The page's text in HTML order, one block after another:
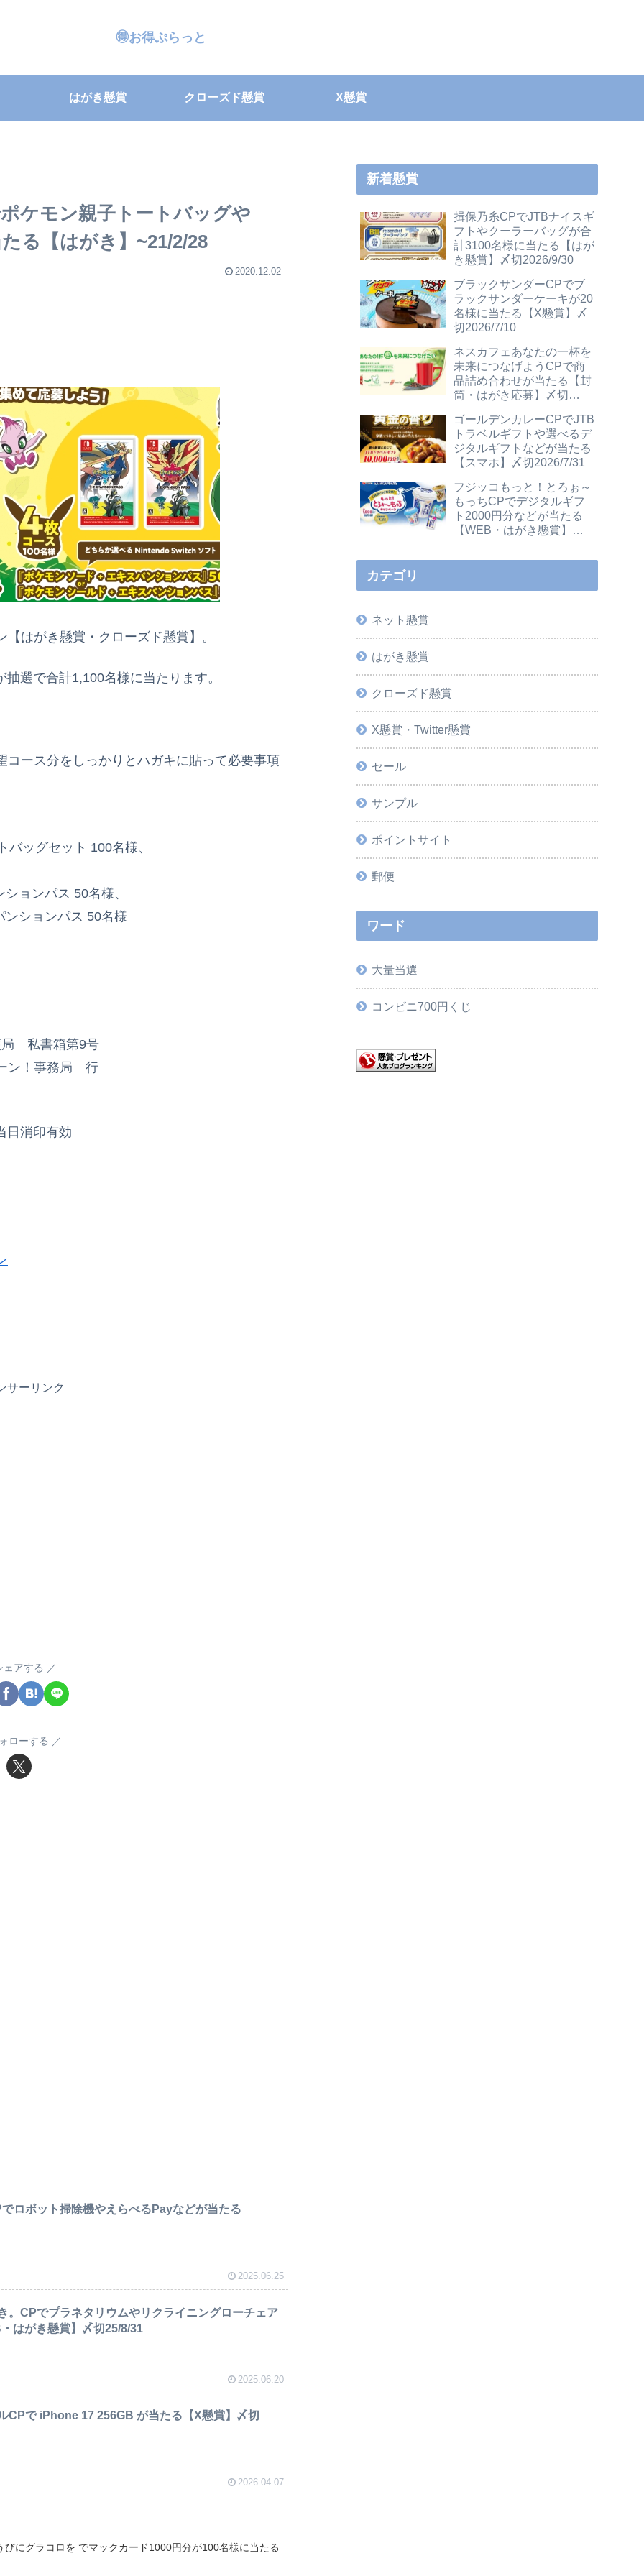
🉐お得ぷらっと
はがき懸賞 クローズド懸賞 X懸賞
ケモン親子トートバッグや
る【はがき】~21/2/28
2020.12.02
はがき懸賞・クローズド懸賞】。
選で合計1,100名様に当たります。
ース分をしっかりとハガキに貼って必要事項
ッグセット 100名様、
ョンパス 50名様、
ンションパス 50名様
局 私書箱第9号
ン！事務局 行
日消印有効
サーリンク
ェアする
ローする
ロボット掃除機やえらべるPayなどが当たる
2025.06.25
。CPでプラネタリウムやリクライニングローチェア
はがき懸賞】〆切25/8/31
2025.06.20
CPで iPhone 17 256GB が当たる【X懸賞】〆切
2026.04.07
にグラコロを でマックカード1000円分が100名様に当たる
新着懸賞
揖保乃糸CPでJTBナイスギ
フトやクーラーバッグが合
計3100名様に当たる【はが
き懸賞】〆切2026/9/30
ブラックサンダーCPでブ
ラックサンダーケーキが20
名様に当たる【X懸賞】〆
切2026/7/10
ネスカフェあなたの一杯を
未来につなげようCPで商
品詰め合わせが当たる【封
筒・はがき応募】〆切
ゴールデンカレーCPでJTB
トラベルギフトや選べるデ
ジタルギフトなどが当たる
【スマホ】〆切2026/7/31
フジッコもっと！とろぉ～
もっちCPでデジタルギフ
ト2000円分などが当たる
【WEB・はがき懸賞】〆
カテゴリ
ネット懸賞
はがき懸賞
クローズド懸賞
X懸賞・Twitter懸賞
セール
サンプル
ポイントサイト
郵便
ワード
大量当選
コンビニ700円くじ